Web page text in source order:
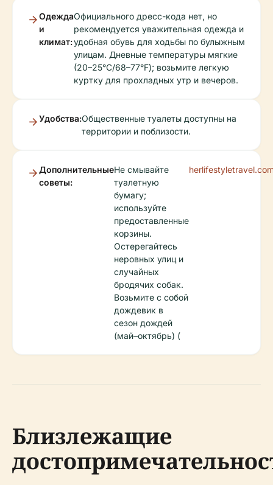
Одежда
и
климат:
Официального дресс-кода нет, но
рекомендуется уважительная одежда и
удобная обувь для ходьбы по булыжным
улицам. Дневные температуры мягкие
(20–25°C/68–77°F); возьмите легкую
куртку для прохладных утр и вечеров.
Удобства:Общественные туалеты доступны на
территории и поблизости.
Дополнительные
советы:
Не смывайте
туалетную
бумагу;
используйте
предоставленные
корзины.
Остерегайтесь
неровных улиц и
случайных
бродячих собак.
Возьмите с собой
дождевик в
сезон дождей
(май–октябрь) (
Близлежащие